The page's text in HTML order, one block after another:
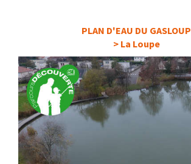
PLAN D'EAU DU GASLOUP
> La Loupe